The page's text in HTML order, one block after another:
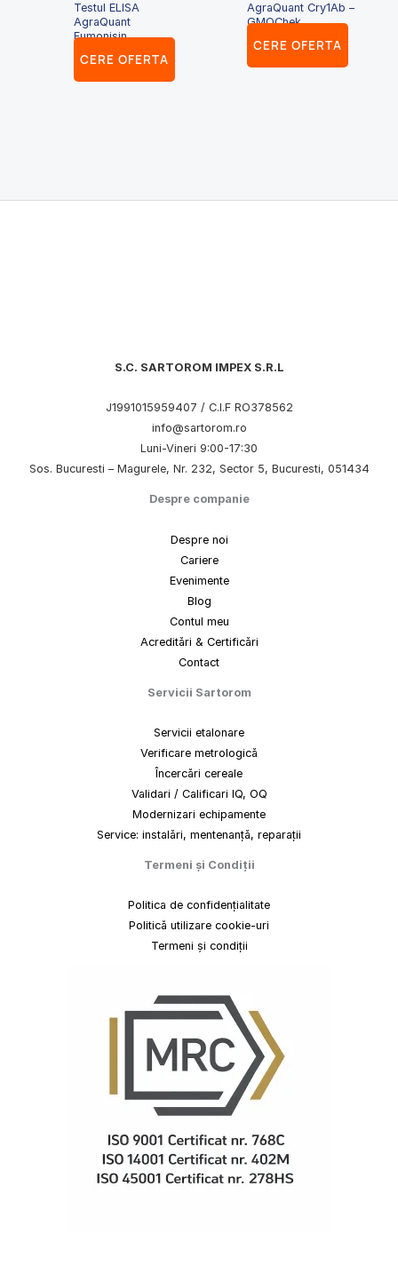
Testul ELISA
AgraQuant
Fumonisin
CERE OFERTA
AgraQuant Cry1Ab –
GMOChek
CERE OFERTA
S.C. SARTOROM IMPEX S.R.L
J1991015959407 / C.I.F RO378562
info@sartorom.ro
Luni-Vineri 9:00-17:30
Sos. Bucuresti – Magurele, Nr. 232, Sector 5, Bucuresti, 051434
Despre companie
Despre noi
Cariere
Evenimente
Blog
Contul meu
Acreditări & Certificări
Contact
Servicii Sartorom
Servicii etalonare
Verificare metrologică
Încercări cereale
Validari / Calificari IQ, OQ
Modernizari echipamente
Service: instalări, mentenanță, reparații
Termeni și Condiții
Politica de confidențialitate
Politică utilizare cookie-uri
Termeni și condiții